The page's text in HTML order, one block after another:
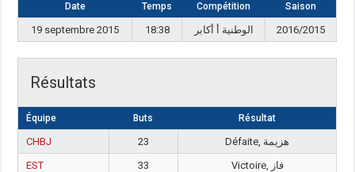
Date Temps Compétition Saison
19 septembre 2015 18:38 الوطنية أ أكابر 2016/2015
Résultats
Équipe Buts Résultat
CHBJ 23
Défaite, هزيمة
EST
33 Victoire, فاز